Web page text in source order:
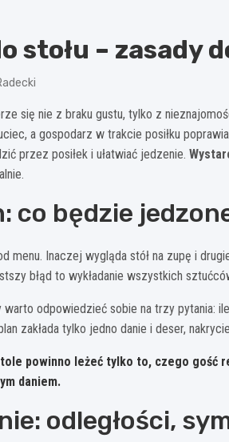
stołu – zasady
się nie z braku gustu, tylko z
a gospodarz w trakcie posiłku
przez posiłek i ułatwiać jedzenie.
co będzie
menu. Inaczej wygląda stół na zupę i
błąd to wykładanie wszystkich
odpowiedzieć sobie na trzy pytania:
zakłada tylko jedno danie i deser,
powinno leżeć tylko to, czego gość
daniem.
odległości,